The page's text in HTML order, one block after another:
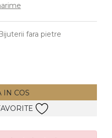
Vezi toate
fara pietre
IN COS